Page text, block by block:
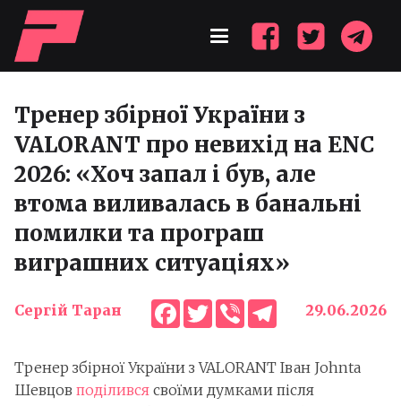
Тренер збірної України з
VALORANT про невихід на ENC
2026: «Хоч запал і був, але
втома виливалась в банальні
помилки та програш
виграшних ситуаціях»
Сергій Таран Facebook
Twitter
ViberTelegram
29.06.2026
Тренер збірної України з VALORANT Іван Johnta
Шевцов поділився своїми думками після